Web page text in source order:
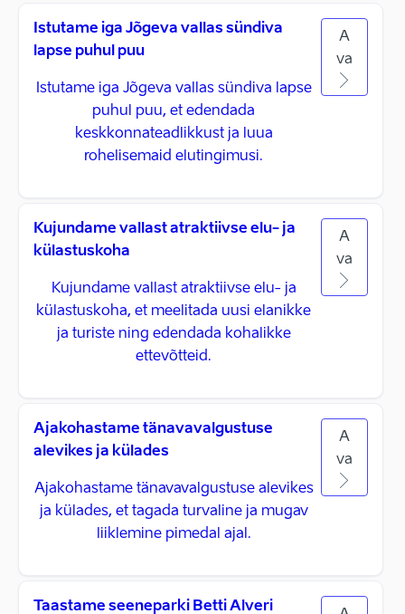
Istutame iga Jõgeva vallas sündiva
lapse puhul puu
Istutame iga Jõgeva vallas sündiva lapse
puhul puu, et edendada
keskkonnateadlikkust ja luua
rohelisemaid elutingimusi.
A
va
Kujundame vallast atraktiivse elu- ja
külastuskoha
Kujundame vallast atraktiivse elu- ja
külastuskoha, et meelitada uusi elanikke
ja turiste ning edendada kohalikke
ettevõtteid.
A
va
Ajakohastame tänavavalgustuse
alevikes ja külades
Ajakohastame tänavavalgustuse alevikes
ja külades, et tagada turvaline ja mugav
liiklemine pimedal ajal.
A
va
Taastame seeneparki Betti Alveri